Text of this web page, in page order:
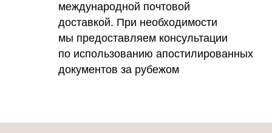
международной почтовой
доставкой. При необходимости
мы предоставляем консультации
по использованию апостилированных
документов за рубежом